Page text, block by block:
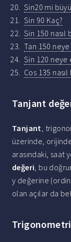
Sin20 mi
Sin 90 Kaç?
Sin 150 nasıl
Tan 150 neye
Sin 120 neye
Cos 135
Tanjant
Tanjant,
üzerinde,
arasındaki, saat
değeri, bu
y değerine
olan açılar da